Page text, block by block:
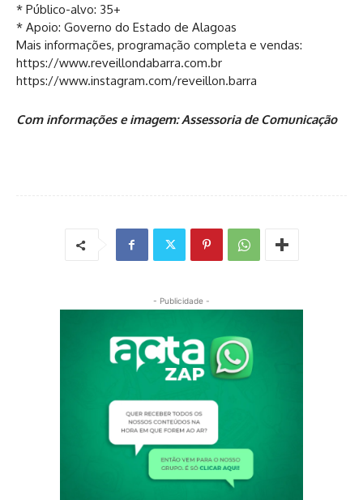
* Público-alvo: 35+
* Apoio: Governo do Estado de Alagoas
Mais informações, programação completa e vendas:
https://www.reveillondabarra.com.br
https://www.instagram.com/reveillon.barra
Com informações e imagem: Assessoria de Comunicação
- Publicidade -